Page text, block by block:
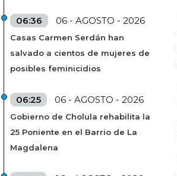
06:36 06 - AGOSTO - 2026
Casas Carmen Serdán han
salvado a cientos de mujeres de
posibles feminicidios
06:25 06 - AGOSTO - 2026
Gobierno de Cholula rehabilita la
25 Poniente en el Barrio de La
Magdalena